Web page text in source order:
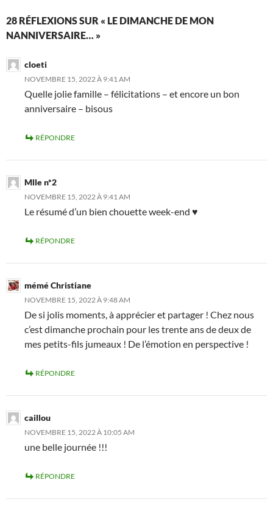
28 RÉFLEXIONS SUR « LE DIMANCHE DE MON
NANNIVERSAIRE… »
cloeti
NOVEMBRE 15, 2022 À 9:41 AM
Quelle jolie famille – félicitations – et encore un bon
anniversaire – bisous
RÉPONDRE
Mlle n*2
NOVEMBRE 15, 2022 À 9:41 AM
Le résumé d’un bien chouette week-end ♥️
RÉPONDRE
mémé Christiane
NOVEMBRE 15, 2022 À 9:48 AM
De si jolis moments, à apprécier et partager ! Chez nous
c’est dimanche prochain pour les trente ans de deux de
mes petits-fils jumeaux ! De l’émotion en perspective !
RÉPONDRE
caillou
NOVEMBRE 15, 2022 À 10:05 AM
une belle journée !!!
RÉPONDRE